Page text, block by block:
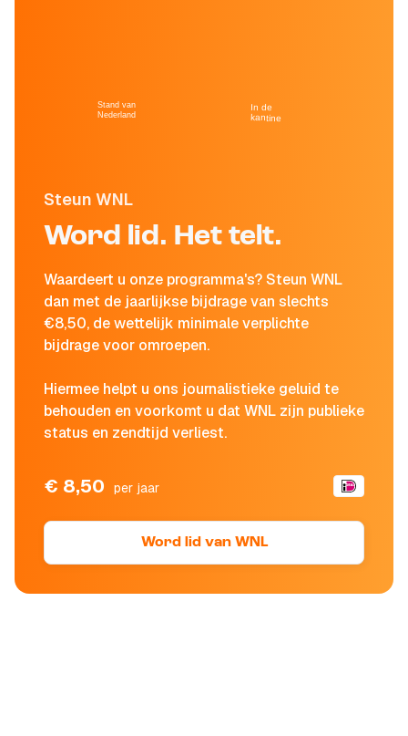
Steun WNL
Word lid. Het telt.
Waardeert u onze programma's? Steun WNL
dan met de jaarlijkse bijdrage van slechts
€8,50, de wettelijk minimale verplichte
bijdrage voor omroepen.
Hiermee helpt u ons journalistieke geluid te
behouden en voorkomt u dat WNL zijn publieke
status en zendtijd verliest.
€ 8,50 per jaar
Word lid van WNL
Stand van
Nederland
In de
kantine